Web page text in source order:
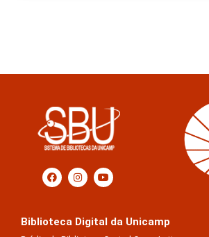
Biblioteca Digital da Unicamp